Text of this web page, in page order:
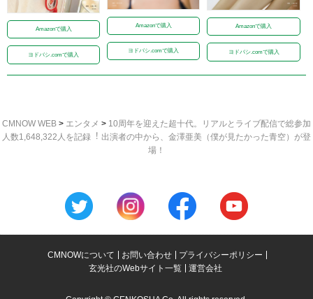
Amazonで購入
ヨドバシ.comで購入
Amazonで購入
ヨドバシ.comで購入
Amazonで購入
ヨドバシ.comで購入
CMNOW WEB > エンタメ > 10周年を迎えた超⼗代。リアルとライブ配信で総参加
⼈数1,648,322⼈を記録︕ 出演者の中から、金澤亜美（僕が見たかった青空）が登
場！
CMNOWについて お問い合わせ
プライバシーポリシー
玄光社のWebサイト一覧
運営会社